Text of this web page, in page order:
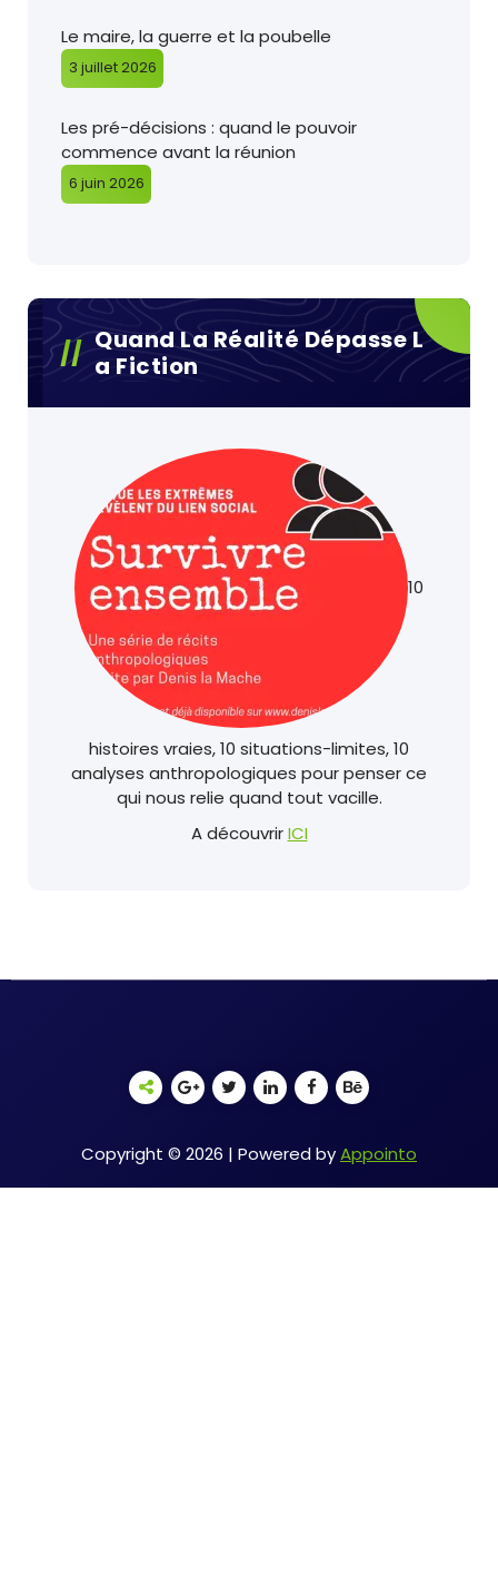
Le maire, la guerre et la poubelle
3 juillet 2026
Les pré-décisions : quand le pouvoir
commence avant la réunion
6 juin 2026
Quand La Réalité Dépasse L
A Fiction
10
histoires vraies, 10 situations-limites, 10
analyses anthropologiques pour penser ce
qui nous relie quand tout vacille.
A découvrirICI
Copyright © 2026 | Powered byAppointo